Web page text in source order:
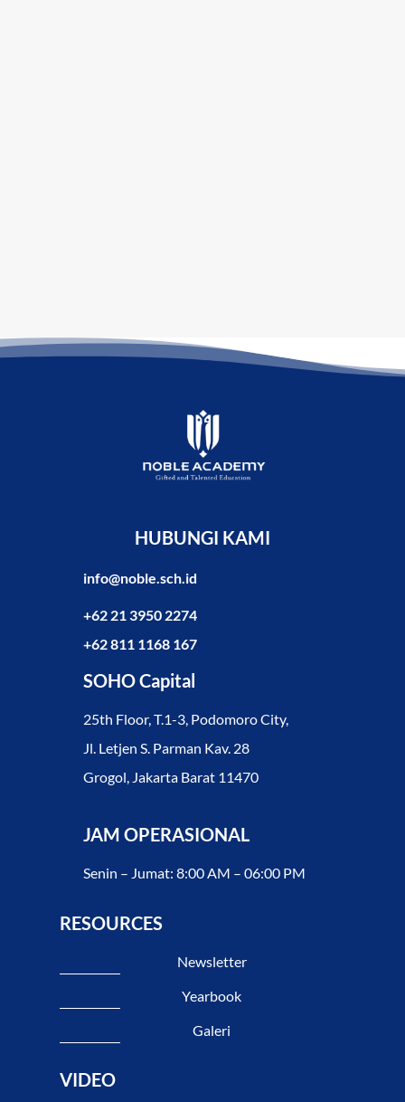
HUBUNGI KAMI
info@noble.sch.id
+62 21 3950 2274
+62 811 1168 167
SOHO Capital
25th Floor, T.1-3, Podomoro City,
Jl. Letjen S. Parman Kav. 28
Grogol, Jakarta Barat 11470
JAM OPERASIONAL
Senin – Jumat: 8:00 AM – 06:00 PM
RESOURCES
Newsletter
Yearbook
Galeri
VIDEO